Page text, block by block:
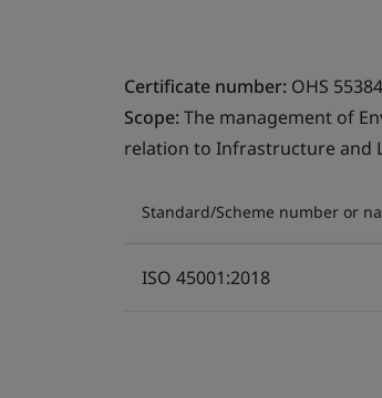
Certificate number: OHS
Scope:The management of
relation to Infrastructure and
Standard/Scheme number or
ISO 45001:2018